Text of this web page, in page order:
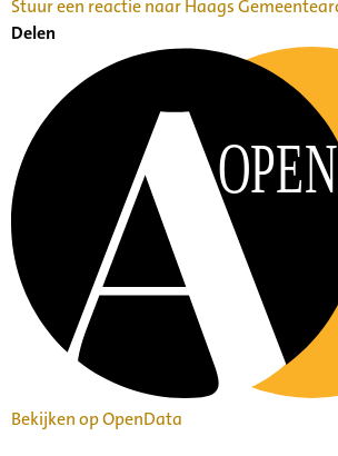
Stuur een reactie naar Haags
Delen
OPEN
Bekijken op OpenData